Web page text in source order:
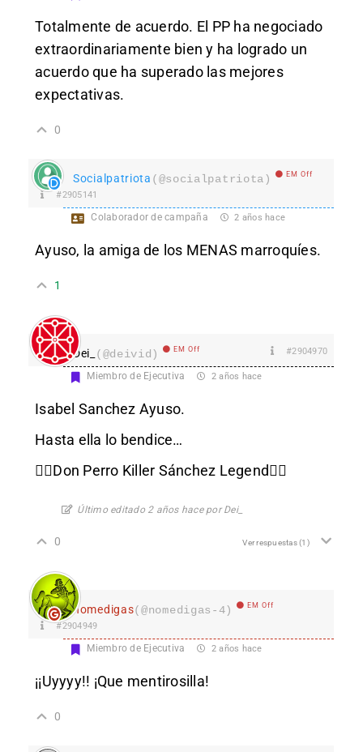
Totalmente de acuerdo. El PP ha negociado
extraordinariamente bien y ha logrado un
acuerdo que ha superado las mejores
expectativas.
0
Socialpatriota (@socialpatriota) EM Off
#2905141
Colaborador de campaña 2 años hace
Ayuso, la amiga de los MENAS marroquíes.
1
Dei_ (@deivid) EM Off #2904970
Miembro de Ejecutiva 2 años hace
Isabel Sanchez Ayuso.
Hasta ella lo bendice…
🐕‍🦺Don Perro Killer Sánchez Legend🐕‍🦺
Último editado 2 años hace por Dei_
0 Ver respuestas(1)
nomedigas(@nomedigas-4) EM Off
#2904949
Miembro de Ejecutiva 2 años hace
¡¡Uyyyy!! ¡Que mentirosilla!
0